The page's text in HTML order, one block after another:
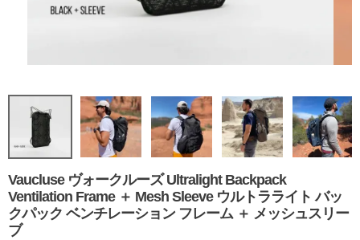
Vaucluse ヴォークルーズ Ultralight Backpack
Ventilation Frame ＋ Mesh Sleeve ウルトラライト バッ
クパック ベンチレーション フレーム ＋ メッシュスリー
ブ